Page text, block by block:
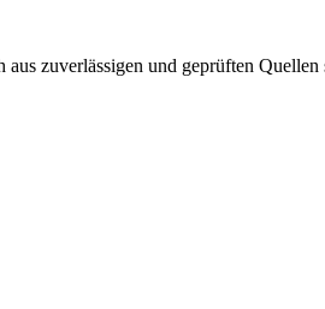
zuverlässigen und geprüften Quellen